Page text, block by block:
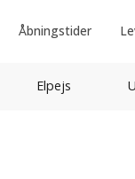
Åbningstider
Elpejs